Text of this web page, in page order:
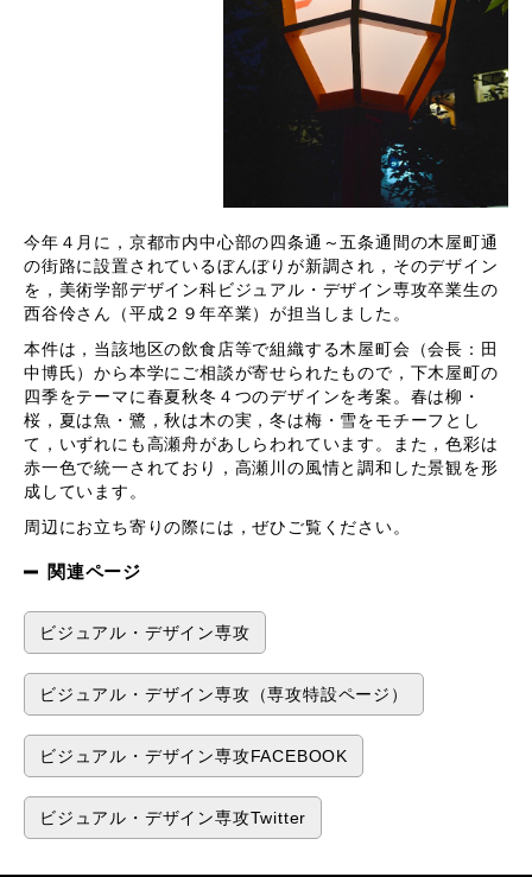
今年４月に，京都市内中心部の四条通～五条通間の木屋町通
の街路に設置されているぼんぼりが新調され，そのデザイン
を，美術学部デザイン科ビジュアル・デザイン専攻卒業生の
西谷伶さん（平成２９年卒業）が担当しました。
本件は，当該地区の飲食店等で組織する木屋町会（会長：田
中博氏）から本学にご相談が寄せられたもので，下木屋町の
四季をテーマに春夏秋冬４つのデザインを考案。春は柳・
桜，夏は魚・鷺，秋は木の実，冬は梅・雪をモチーフとし
て，いずれにも高瀬舟があしらわれています。また，色彩は
赤一色で統一されており，高瀬川の風情と調和した景観を形
成しています。
周辺にお立ち寄りの際には，ぜひご覧ください。
関連ページ
ビジュアル・デザイン専攻
ビジュアル・デザイン専攻（専攻特設ページ）
ビジュアル・デザイン専攻FACEBOOK
ビジュアル・デザイン専攻Twitter